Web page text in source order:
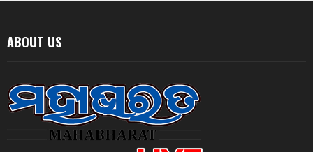
ABOUT US